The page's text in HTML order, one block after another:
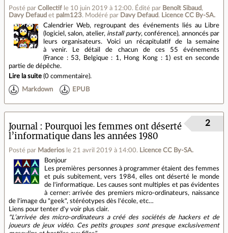
Posté par Collectif le 10 juin 2019 à 12:00. Édité par Benoît Sibaud,
Davy Defaud et palm123. Modéré par Davy Defaud. Licence CC By‑SA.
Calendrier Web, regroupant des événements liés au Libre
(logiciel, salon, atelier, install party, conférence), annoncés par
leurs organisateurs. Voici un récapitulatif de la semaine
à venir. Le détail de chacun de ces 55 événements
(France : 53, Belgique : 1, Hong Kong : 1) est en seconde
partie de dépêche.
Lire la suite (0 commentaire).
Markdown EPUB
Journal
Pourquoi les femmes ont déserté
l’informatique dans les années 1980
Posté par Maderios le 21 avril 2019 à 14:00. Licence CC By‑SA.
2
Bonjour
Les premières personnes à programmer étaient des femmes
et puis subitement, vers 1984, elles ont déserté le monde
de l'informatique. Les causes sont multiples et pas évidentes
à cerner: arrivée des premiers micro-ordinateurs, naissance
de l'image du "geek", stéréotypes dès l'école, etc…
Liens pour tenter d'y voir plus clair.
"L’arrivée des micro-ordinateurs a créé des sociétés de hackers et de
joueurs de jeux vidéo. Ces petits groupes sont presque exclusivement